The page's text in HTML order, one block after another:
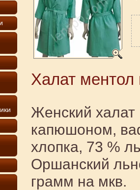
Халат ментол
Женский халат
капюшоном,
хлопка, 73 %
Оршанский
грамм на мкв.